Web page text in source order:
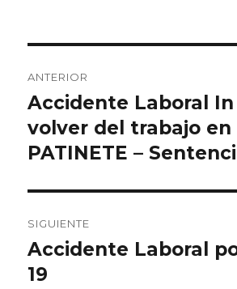
de
entradas
ANTERIOR
Entrada
anterior:
Accidente Laboral In
volver del trabajo en
PATINETE –
SIGUIENTE
Entrada
siguiente:
Accidente Laboral
19